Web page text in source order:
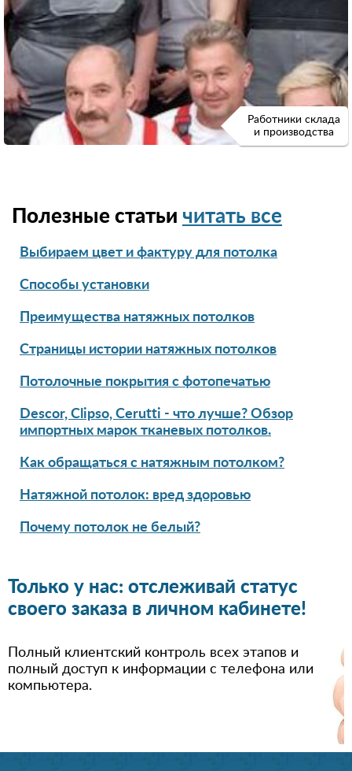
Работники склада
и производства
Полезные статьи читать все
Выбираем цвет и фактуру для потолка
Способы установки
Преимущества натяжных потолков
Страницы истории натяжных потолков
Потолочные покрытия с фотопечатью
Descor, Clipso, Cerutti - что лучше? Обзор
импортных марок тканевых потолков.
Как обращаться с натяжным потолком?
Натяжной потолок: вред здоровью
Почему потолок не белый?
Только у нас: отслеживай статус
своего заказа в личном кабинете!
Полный клиентский контроль всех этапов и
полный доступ к информации с телефона или
компьютера.